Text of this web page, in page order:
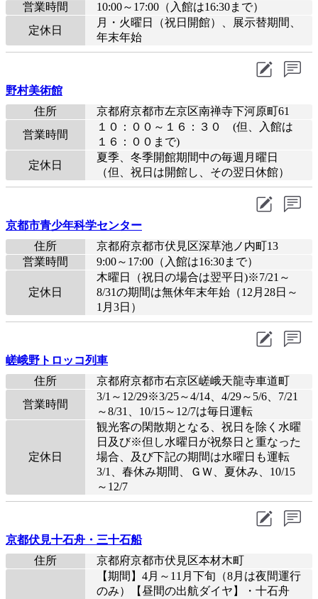
営業時間
10:00～17:00（入館は16:30まで）
定休日
月・火曜日（祝日開館）、展示替期間、
年末年始
野村美術館
住所
京都府京都市左京区南禅寺下河原町61
営業時間
１０：００～１６：３０ (但、入館は
１６：００まで)
定休日
夏季、冬季開館期間中の毎週月曜日
（但、祝日は開館し、その翌日休館）
京都市青少年科学センター
住所
京都府京都市伏見区深草池ノ内町13
営業時間
9:00～17:00（入館は16:30まで）
定休日
木曜日（祝日の場合は翌平日)※7/21～
8/31の期間は無休年末年始（12月28日～
1月3日）
嵯峨野トロッコ列車
住所
京都府京都市右京区嵯峨天龍寺車道町
営業時間
3/1～12/29※3/25～4/14、4/29～5/6、7/21
～8/31、10/15～12/7は毎日運転
定休日
観光客の閑散期となる、祝日を除く水曜
日及び※但し水曜日が祝祭日と重なった
場合、及び下記の期間は水曜日も運転
3/1、春休み期間、ＧＷ、夏休み、10/15
～12/7
京都伏見十石舟・三十石船
住所
京都府京都市伏見区本材木町
【期間】4月～11月下旬（8月は夜間運行
のみ）【昼間の出航ダイヤ】・十石舟